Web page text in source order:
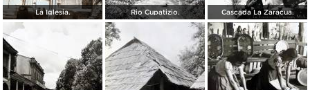
La Iglesia. Rio Cupatizio. Cascada La Zaracua.